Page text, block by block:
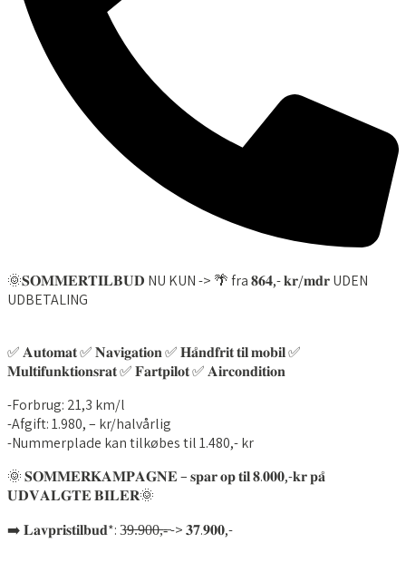
🌞𝐒𝐎𝐌𝐌𝐄𝐑𝐓𝐈𝐋𝐁𝐔𝐃 NU KUN -> 🌴 fra 𝟖𝟔𝟒,- 𝐤𝐫/𝐦𝐝𝐫 UDEN
UDBETALING
✅ 𝐀𝐮𝐭𝐨𝐦𝐚𝐭 ✅ 𝐍𝐚𝐯𝐢𝐠𝐚𝐭𝐢𝐨𝐧 ✅ 𝐇𝐚̊𝐧𝐝𝐟𝐫𝐢𝐭 𝐭𝐢𝐥 𝐦𝐨𝐛𝐢𝐥 ✅
𝐌𝐮𝐥𝐭𝐢𝐟𝐮𝐧𝐤𝐭𝐢𝐨𝐧𝐬𝐫𝐚𝐭 ✅ 𝐅𝐚𝐫𝐭𝐩𝐢𝐥𝐨𝐭 ✅ 𝐀𝐢𝐫𝐜𝐨𝐧𝐝𝐢𝐭𝐢𝐨𝐧
-Forbrug: 21,3 km/l
-Afgift: 1.980, – kr/halvårlig
-Nummerplade kan tilkøbes til 1.480,- kr
🌞 𝐒𝐎𝐌𝐌𝐄𝐑𝐊𝐀𝐌𝐏𝐀𝐆𝐍𝐄 – 𝐬𝐩𝐚𝐫 𝐨𝐩 𝐭𝐢𝐥 𝟖.𝟎𝟎𝟎,-𝐤𝐫 𝐩𝐚̊
𝐔𝐃𝐕𝐀𝐋𝐆𝐓𝐄 𝐁𝐈𝐋𝐄𝐑🌞
➡️ 𝐋𝐚𝐯𝐩𝐫𝐢𝐬𝐭𝐢𝐥𝐛𝐮𝐝*: 3̶9̶.̶9̶0̶0̶,̶-̶ -> 𝟑𝟕.𝟗𝟎𝟎,-